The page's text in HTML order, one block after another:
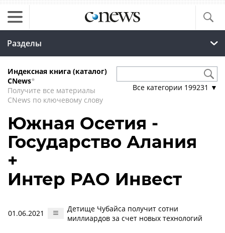
Разделы
Индексная книга (каталог)
CNews*
Получите все материалы
CNews по ключевому слову
Все категории 199231 ▼
Южная Осетия -
Государство Алания
+
Интер РАО Инвест
01.06.2021
Детище Чубайса получит сотни
миллиардов за счет новых технологий